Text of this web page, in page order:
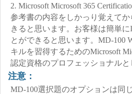
2. Microsoft Microsoft 365
参考書の内容をしかっり覚えて
きると思います。お客様は簡単
とができると思います。MD-100
キルを習得するためのMicrosoft
認定資格のプロフェッショナルと
注意：
MD-100選択題のオプションは同